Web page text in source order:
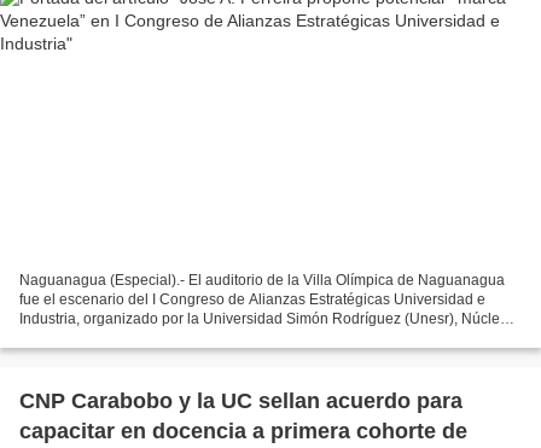
Naguanagua (Especial).- El auditorio de la Villa Olímpica de Naguanagua
fue el escenario del I Congreso de Alianzas Estratégicas Universidad e
Industria, organizado por la Universidad Simón Rodríguez (Unesr), Núcleo
CNP Carabobo y la UC sellan acuerdo para
capacitar en docencia a primera cohorte de